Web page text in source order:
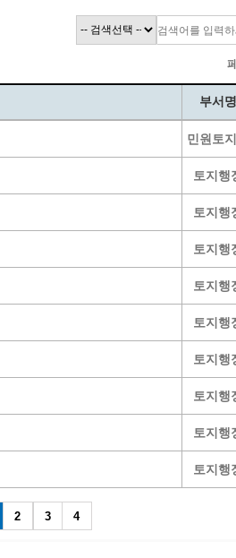
통계
사
청
365
시
민
길
탁회의
광
주
상
설업
설업 현황
현황
부서명
민원토
토지행
토지행
토지행
토지행
토지행
토지행
토지행
토지행
토지행
2 3 4